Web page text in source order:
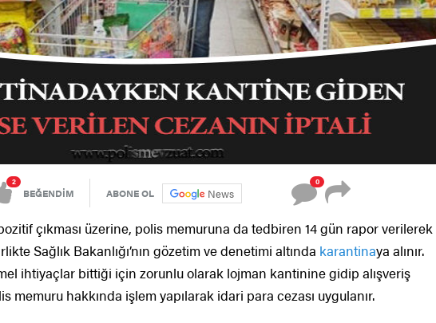
2
BEĞENDİM ABONE OL News
0
çıkması üzerine, polis memuruna da tedbiren 14 gün rapor verilerek
Sağlık Bakanlığı’nın gözetim ve denetimi altında karantinaya alınır.
ihtiyaçlar bittiği için zorunlu olarak lojman kantinine gidip alışveriş
memuru hakkında işlem yapılarak idari para cezası uygulanır.